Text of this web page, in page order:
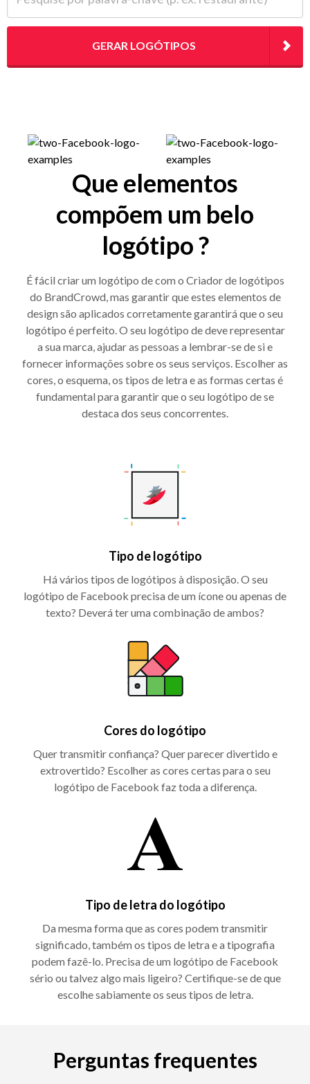
GERAR LOGÓTIPOS
Que elementos
compõem um belo
logótipo ?
É fácil criar um logótipo de com o Criador de logótipos
do BrandCrowd, mas garantir que estes elementos de
design são aplicados corretamente garantirá que o seu
logótipo é perfeito. O seu logótipo de deve representar
a sua marca, ajudar as pessoas a lembrar-se de si e
fornecer informações sobre os seus serviços. Escolher as
cores, o esquema, os tipos de letra e as formas certas é
fundamental para garantir que o seu logótipo de se
destaca dos seus concorrentes.
Tipo de logótipo
Há vários tipos de logótipos à disposição. O seu
logótipo de Facebook precisa de um ícone ou apenas de
texto? Deverá ter uma combinação de ambos?
Cores do logótipo
Quer transmitir confiança? Quer parecer divertido e
extrovertido? Escolher as cores certas para o seu
logótipo de Facebook faz toda a diferença.
Tipo de letra do logótipo
Da mesma forma que as cores podem transmitir
significado, também os tipos de letra e a tipografia
podem fazê-lo. Precisa de um logótipo de Facebook
sério ou talvez algo mais ligeiro? Certifique-se de que
escolhe sabiamente os seus tipos de letra.
Perguntas frequentes